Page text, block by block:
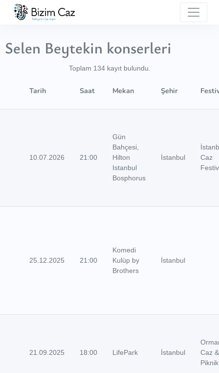
Selen Beytekin konserleri
Toplam 134 kayıt bulundu.
Tarih Saat Mekan Şehir
10.07.2026 21:00
Gün
Bahçesi,
Hilton
Istanbul
Bosphorus
İstanbul
Caz
25.12.2025 21:00
Komedi
Kulüp by
Brothers
İstanbul
21.09.2025 18:00 LifePark İstanbul
Caz &
Piknik